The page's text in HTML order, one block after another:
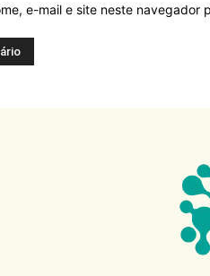
e-mail e site neste navegador